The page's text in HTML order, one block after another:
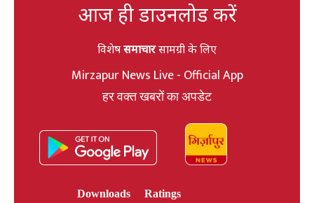
आज ही डाउनलोड करें
विशेषसमाचारसामग्री के लिए
Mirzapur News Live - Official App
हर वक्त खबरों का अपडेट
Downloads
Ratings